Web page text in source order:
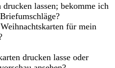
lassen; bekomme ich
für mein
drucken lasse oder